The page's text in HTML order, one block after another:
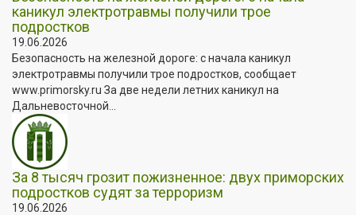
каникул электротравмы получили трое
подростков
19.06.2026
Безопасность на железной дороге: с начала каникул
электротравмы получили трое подростков, сообщает
www.primorsky.ru За две недели летних каникул на
Дальневосточной...
За 8 тысяч грозит пожизненное: двух приморских
подростков судят за терроризм
19.06.2026